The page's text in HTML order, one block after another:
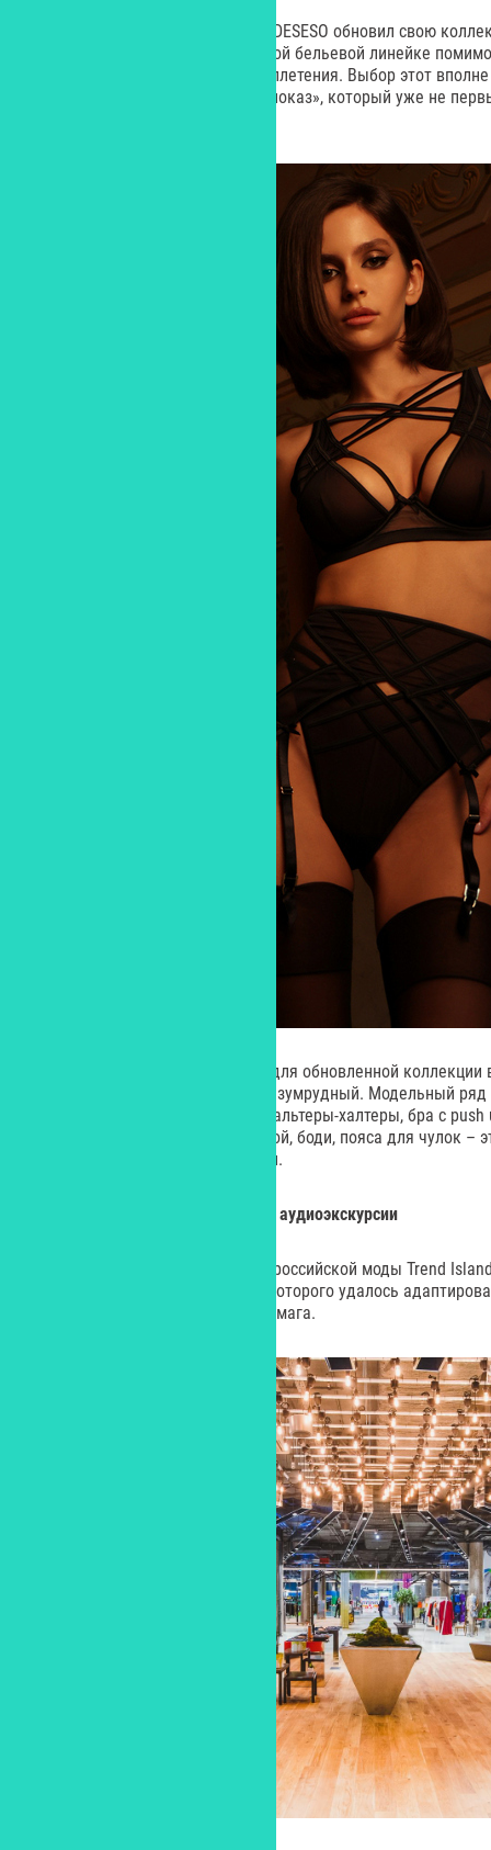
К началу модного сезона бренд DESESO обновил свою
«главные роли» в провокационной бельевой линейке
цепи, ленты, стропы и их хитросплетения. Выбор этот
популярность тренда «белье напоказ», который уже не
В качестве ключевых оттенков для обновленной
алый, леопардовый и глубокий изумрудный. Модельный
бюстгальтеры-балконеты, бюстгальтеры-халтеры, бра с push
шорты, слипы с высокой посадкой, боди, пояса для чулок –
матрицу обновленной коллекции.
Универмаг Trend Island запустил аудиоэкскурсии
К своему семилетию универмаг российской моды Trend
Trendcast – проект, с помощью которого удалось
практики в пространство универмага.